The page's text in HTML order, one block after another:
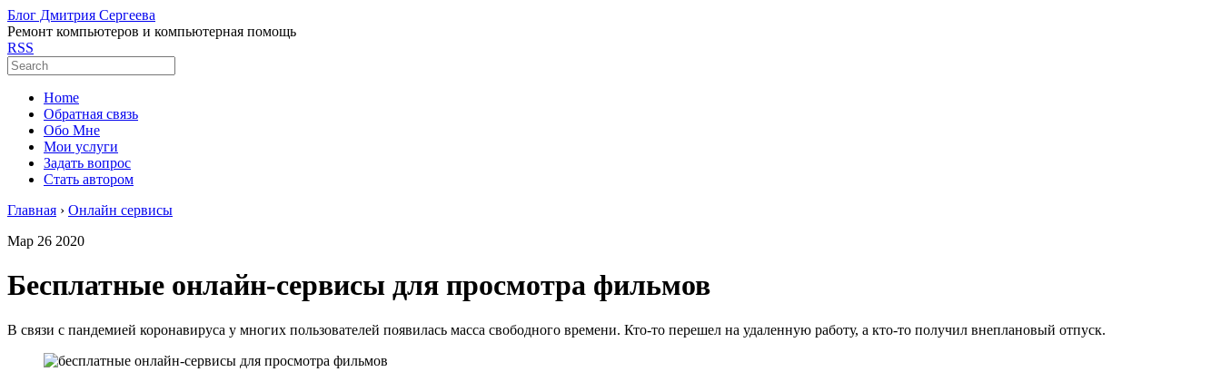
Блог Дмитрия Сергеева
Ремонт компьютеров и компьютерная помощь
RSS
Home
Обратная связь
Обо Мне
Мои услуги
Задать вопрос
Стать автором
Главная › Онлайн сервисы
Мар 26 2020
Бесплатные онлайн-сервисы для просмотра фильмов
В связи с пандемией коронавируса у многих пользователей появилась масса свободного времени. Кто-то перешел на удаленную работу, а кто-то получил внеплановый отпуск.